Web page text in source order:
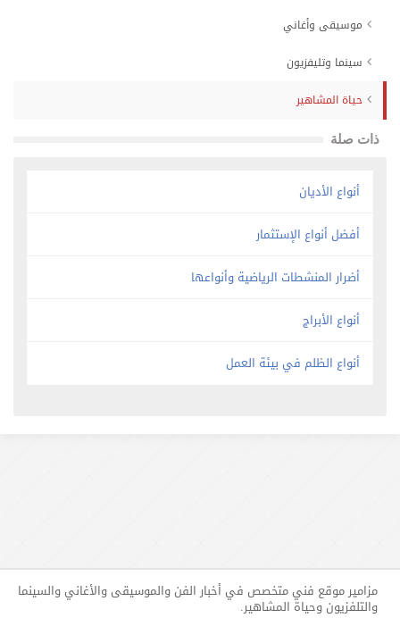
موسيقى وأغاني
سينما وتليفزيون
حياة المشاهير
ذات صلة
أنواع الأديان
أفضل أنواع الإستثمار
أضرار المنشطات الرياضية وأنواعها
أنواع الأبراج
أنواع الظلم في بيئة العمل
مزامير موقع فني متخصص في أخبار الفن والموسيقى والأغاني والسينما
والتلفزيون وحياة المشاهير.